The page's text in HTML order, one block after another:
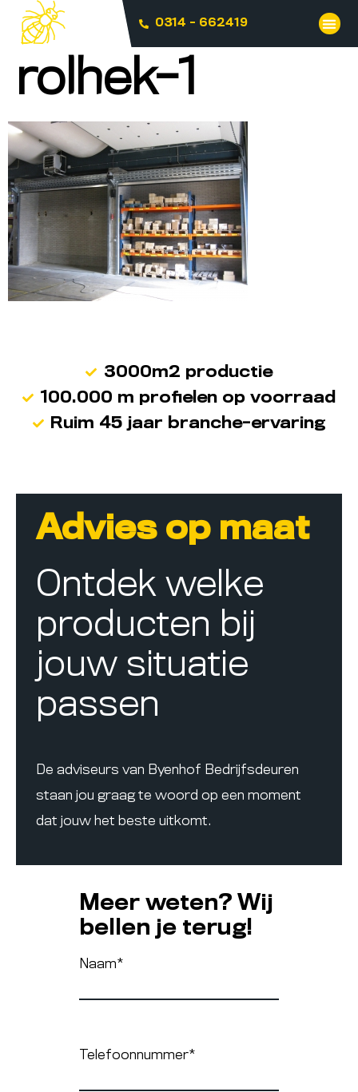
0314 - 662419
rolhek-1
3000m2 productie
100.000 m profielen op voorraad
Ruim 45 jaar branche-ervaring
Advies op maat
Ontdek welke
producten bij
jouw situatie
passen
De adviseurs van Byenhof Bedrijfsdeuren
staan jou graag te woord op een moment
dat jouw het beste uitkomt.
Meer weten? Wij
bellen je terug!
Naam*
Telefoonnummer*